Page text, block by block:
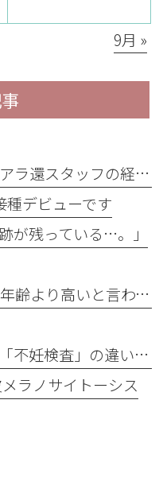
9月 »
「口の中のヒリヒリ感」〜アラ還スタッフの経験談
種デビューです
が残っている…。」
「卵巣年齢（AMH）」が実年齢より高いと言われたら？
「ブライダルチェック」と「不妊検査」の違いは？最近よく聞く「プレコンセプション」ってなぁに？
ラノサイトーシス